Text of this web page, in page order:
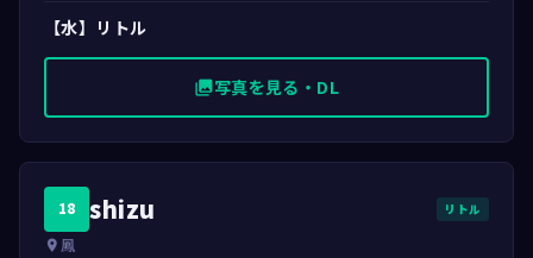
【水】リトル
photo_library写真を見る・DL
18 shizu リトル
place 鳳